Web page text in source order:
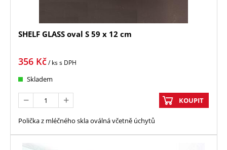
SHELF GLASS oval S 59 x 12 cm
356 Kč/ kss DPH
Skladem
KOUPIT
Polička z mléčného skla oválná včetně úchytů